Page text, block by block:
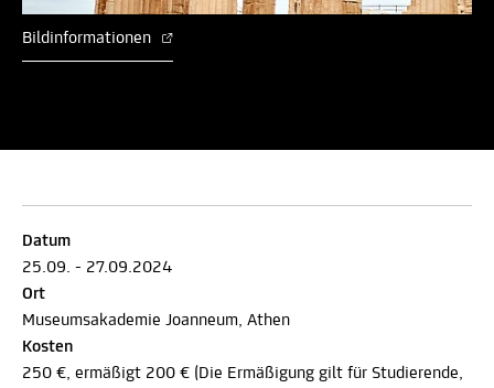
Bildinformationen
Datum
25.09. - 27.09.2024
Ort
Museumsakademie Joanneum, Athen
Kosten
250 €, ermäßigt 200 € (Die Ermäßigung gilt für Studierende,